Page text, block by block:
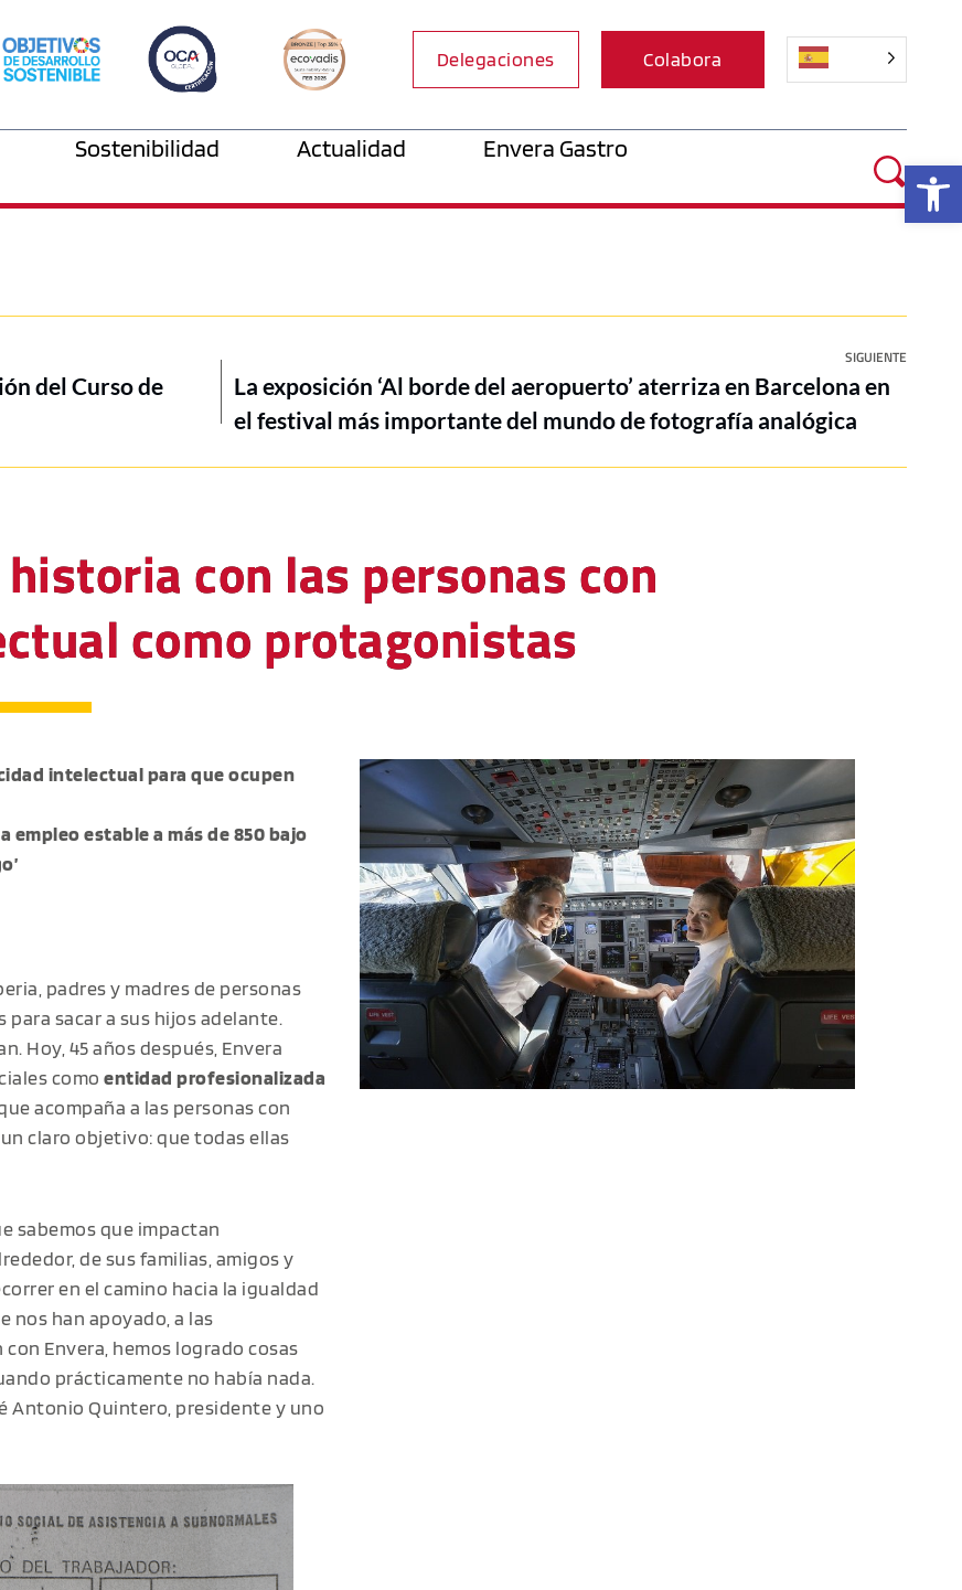
Delegaciones Colabora
Sostenibilidad Actualidad
Envera Gastro
SIGUIENTE
del Curso de
La exposición ‘Al borde del aeropuerto’ aterriza en Barcelona en
el festival más importante del mundo de fotografía analógica
con las personas con
como protagonistas
intelectual para que ocupen
empleo estable a más de 850 bajo
padres y madres de personas
sacar a sus hijos adelante.
Hoy, 45 años después, Envera
como entidad profesionalizada
acompaña a las personas con
claro objetivo: que todas ellas
sabemos que impactan
de sus familias, amigos y
en el camino hacia la igualdad
nos han apoyado, a las
Envera, hemos logrado cosas
prácticamente no había nada.
Antonio Quintero, presidente y uno